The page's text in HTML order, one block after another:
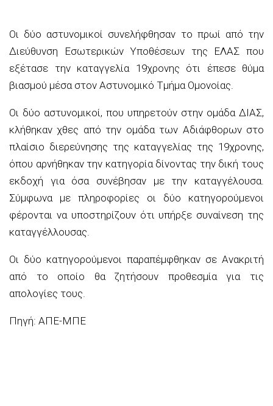
Οι δύο αστυνομικοί συνελήφθησαν το πρωί από την
Διεύθυνση Εσωτερικών Υποθέσεων της ΕΛΑΣ που
εξέτασε την καταγγελία 19χρονης ότι έπεσε θύμα
βιασμού μέσα στον Αστυνομικό Τμήμα Ομονοίας.
Οι δύο αστυνομικοί, που υπηρετούν στην ομάδα ΔΙΑΣ,
κλήθηκαν χθες από την ομάδα των Αδιάφθορων στο
πλαίσιο διερεύνησης της καταγγελίας της 19χρονης,
όπου αρνήθηκαν την κατηγορία δίνοντας την δική τους
εκδοχή για όσα συνέβησαν με την καταγγέλουσα.
Σύμφωνα με πληροφορίες οι δύο κατηγορούμενοι
φέρονται να υποστηρίζουν ότι υπήρξε συναίνεση της
καταγγέλλουσας.
Οι δύο κατηγορούμενοι παραπέμφθηκαν σε Ανακριτή
από το οποίο θα ζητήσουν προθεσμία για τις
απολογίες τους.
Πηγή: ΑΠΕ-ΜΠΕ